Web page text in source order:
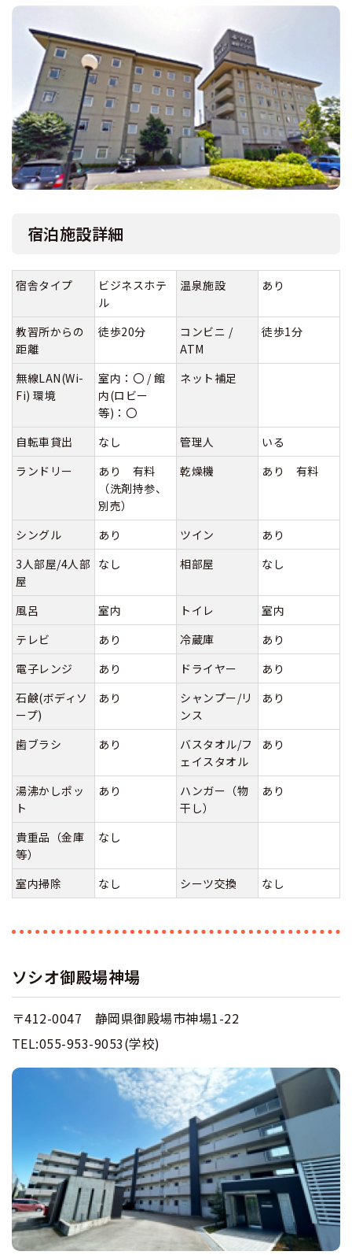
宿泊施設詳細
宿舎タイプ
ビジネスホテ
ル
温泉施設 あり
教習所からの
距離
徒歩20分
コンビニ /
ATM
徒歩1分
無線LAN(Wi-
Fi) 環境
室内：〇 / 館
内(ロビー
等)：〇
ネット補足
自転車貸出 なし 管理人
いる
ランドリー
あり 有料
（洗剤持参、
別売）
乾燥機 あり 有料
シングル あり ツイン
あり
3人部屋/4人部
屋
なし 相部屋 なし
風呂 室内 トイレ
室内
テレビ
あり 冷蔵庫
あり
電子レンジ
あり ドライヤー
あり
石鹸(ボディソ
ープ)
あり
シャンプー/リ
ンス
あり
歯ブラシ あり
バスタオル/フ
ェイスタオル
あり
湯沸かしポッ
ト
あり
ハンガー（物
干し）
あり
貴重品（金庫
等）
なし
室内掃除 なし シーツ交換 なし
ソシオ御殿場神場
〒412-0047 静岡県御殿場市神場1-22
TEL:055-953-9053(学校)